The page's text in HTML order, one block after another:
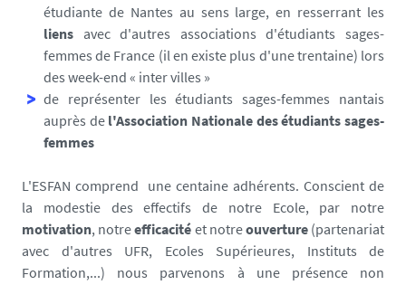
étudiante de Nantes au sens large, en resserrant les
liens avec d'autres associations d'étudiants sages-
femmes de France (il en existe plus d'une trentaine) lors
des week-end « inter villes »
de représenter les étudiants sages-femmes nantais
auprès de l'Association Nationale des étudiants sages-
femmes
L'ESFAN comprend une centaine adhérents. Conscient de
la modestie des effectifs de notre Ecole, par notre
motivation, notreefficacité et notreouverture(partenariat
avec d'autres UFR, Ecoles Supérieures, Instituts de
Formation,...) nous parvenons à une présence non